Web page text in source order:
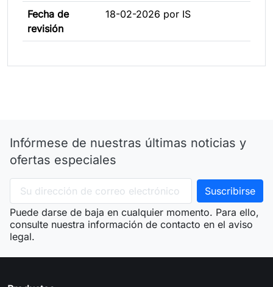
Fecha de
revisión
18-02-2026 por IS
Infórmese de nuestras últimas noticias y
ofertas especiales
Puede darse de baja en cualquier momento. Para ello,
consulte nuestra información de contacto en el aviso
legal.